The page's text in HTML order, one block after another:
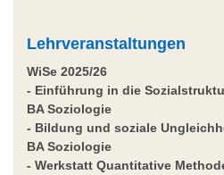
Lehrveranstaltungen
WiSe 2025/26
- Einführung in die
BA Soziologie
- Bildung und soziale
BA Soziologie
- Werkstatt Quantitative